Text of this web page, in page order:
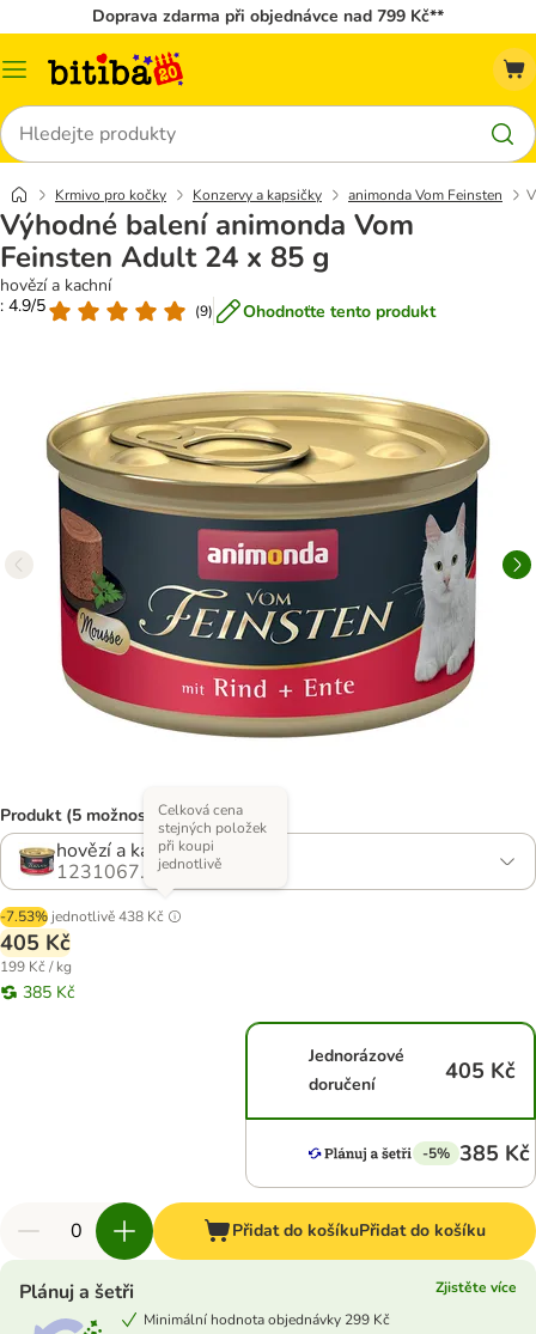
Doprava zdarma při objednávce nad 799 Kč**
Kategorie
Hledat
Krmivo pro kočky Konzervy a kapsičky animonda Vom Feinsten
Výhodné balení animonda Vom
Feinsten Adult 24 x 85 g
hovězí a kachní
: 4.9/5
(9) Ohodnoťte tento produkt
Produkt (5 možností)
hovězí a kachní
1231067.0
-7.53% jednotlivě438 Kč
Celková cena
stejných položek
při koupi
jednotlivě
405 Kč
199 Kč / kg
385 Kč
Jednorázové
doručení
405 Kč
-5% 385 Kč
Přidat do košíkuPřidat do košíku
Plánuj a šetři
Zjistěte více
Minimální hodnota objednávky 299 Kč